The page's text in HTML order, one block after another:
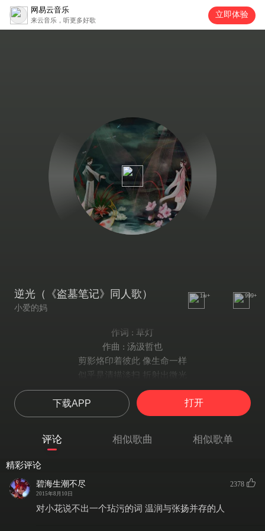
网易云音乐
来云音乐，听更多好歌
立即体验
逆光（《盗墓笔记》同人歌）
小爱的妈
1w+ 999+
作词 : 草灯
作曲 : 汤汲哲也
剪影烙印着彼此 像生命一样
似乎是清描淡扫 折射出微光
延续流淌了千年 空洞且蛮荒
精雕细琢中孵化 把磨砺浅尝
何必挽回过往 把枯朽度量
微笑的清寒 不需要伤感
沉淀在眼底 催痴狂盛放
下载APP 打开
评论 相似歌曲 相似歌单
精彩评论
碧海生潮不尽
2015年8月10日
2378
对小花说不出一个玷污的词 温润与张扬并存的人